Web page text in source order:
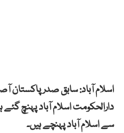
اسلام آباد: سابق صدر پاکستان
دارالحکومت اسلام آباد پہنچ
سے اسلام آباد پہنچے ہیں۔